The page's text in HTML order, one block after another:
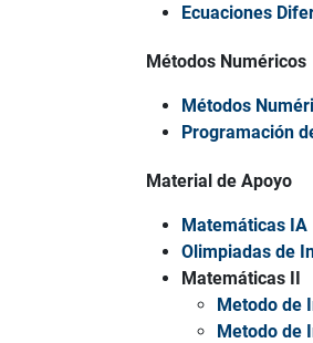
Ecuaciones
Métodos Numéricos
Métodos
Programación
Material de Apoyo
Matemáticas IA
Olimpiadas de
Matemáticas II
Metodo de
Metodo de